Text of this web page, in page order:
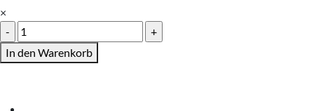
×
Hochzeitskarten
Klappkarten
A6
In den Warenkorb